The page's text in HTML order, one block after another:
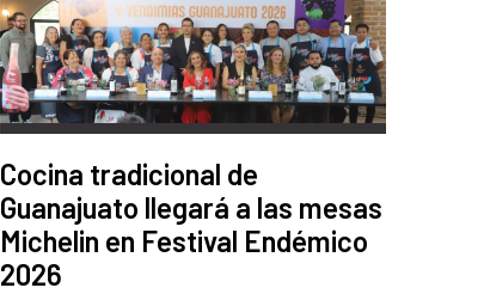
Cocina tradicional de
Guanajuato llegará a las mesas
Michelin en Festival Endémico
2026